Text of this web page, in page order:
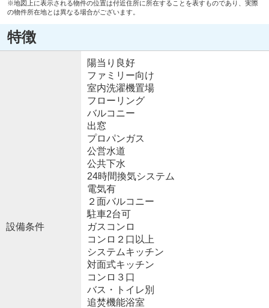
※地図上に表示される物件の位置は付近住所に所在することを表すものであり、実際
の物件所在地とは異なる場合がございます。
特徴
設備条件
陽当り良好
ファミリー向け
室内洗濯機置場
フローリング
バルコニー
出窓
プロパンガス
公営水道
公共下水
24時間換気システム
電気有
２面バルコニー
駐車2台可
ガスコンロ
コンロ２口以上
システムキッチン
対面式キッチン
コンロ３口
バス・トイレ別
追焚機能浴室